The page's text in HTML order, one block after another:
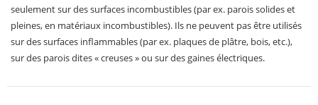
seulement sur des surfaces incombustibles (par ex. parois solides et
pleines, en matériaux incombustibles). Ils ne peuvent pas être utilisés
sur des surfaces inflammables (par ex. plaques de plâtre, bois, etc.),
sur des parois dites « creuses » ou sur des gaines électriques.